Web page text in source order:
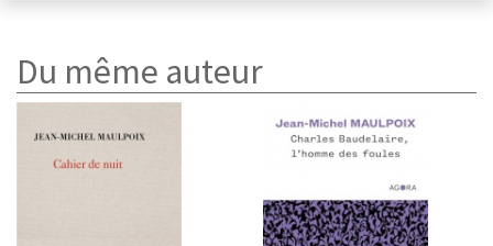
Du même auteur